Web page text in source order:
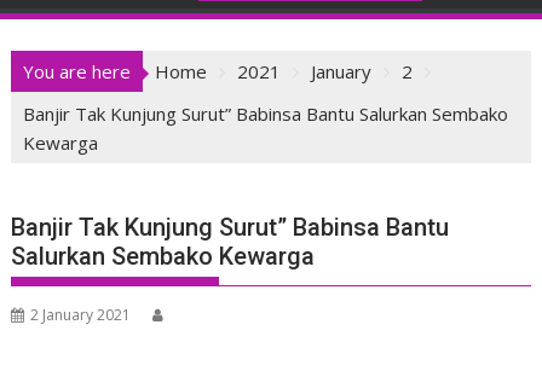
You are here Home 2021 January
2
Banjir Tak Kunjung Surut” Babinsa Bantu Salurkan Sembako
Kewarga
Banjir Tak Kunjung Surut” Babinsa Bantu
Salurkan Sembako Kewarga
2 January 2021